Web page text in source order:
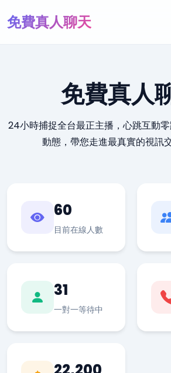
免費真人聊天
免費真人
24小時捕捉全台最正主播，心跳互動
動態，帶您走進最真實的視訊
60
目前在線人數
31
一對一等待中